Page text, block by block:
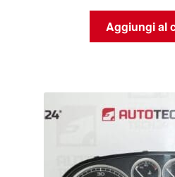
Aggiungi al